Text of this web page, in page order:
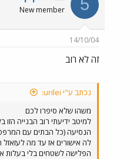
5
New member
14/10/04
זה לא רוב
נכתב ע"י urilei:
משהו שלא סיפרו לכם
למיטב ידיעתי רוב הבנייה
הנסיעה (כל הבתים עם
לה אישורים אז עד מה לעזאזל
הפלישה לשטחים בלי בעלות